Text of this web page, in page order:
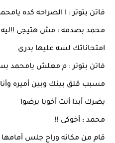
فاتن بتوتر : ا الصراحه كده
محمد بصدمه : مش هتيجى !!ليه
امتحاناتك لسه عليها بدرى
فاتن بتوتر : م معلش يامحمد
مسبب قلق بينك وبين أميره
يضرك أبدا أنت أخويا برضوا
محمد : أخوكى !!
قام من مكانه وراح جلس أمامها